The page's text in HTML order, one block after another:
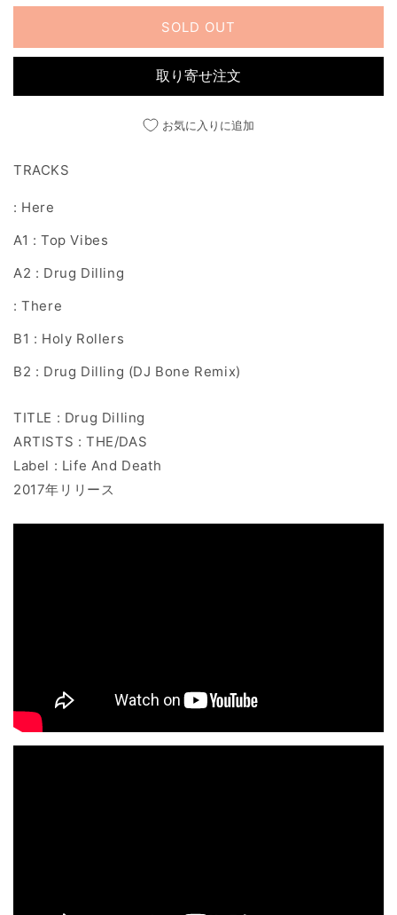
の
量
減
の
量
増
SOLD OUT
取り寄せ注文
お気に入りに追加
TRACKS
: Here
A1 : Top Vibes
A2 : Drug Dilling
: There
B1 : Holy Rollers
B2 : Drug Dilling (DJ Bone Remix)
TITLE : Drug Dilling
ARTISTS : THE/DAS
Label : Life And Death
2017年リリース